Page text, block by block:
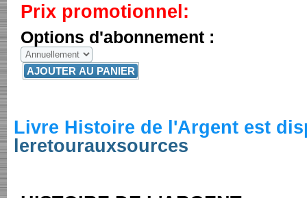
Prix promotionnel:
Options d'abonnement :
Livre Histoire de l'Argent est
leretourauxsources